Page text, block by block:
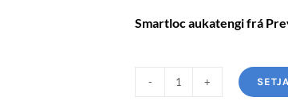
Smartloc aukatengi frá